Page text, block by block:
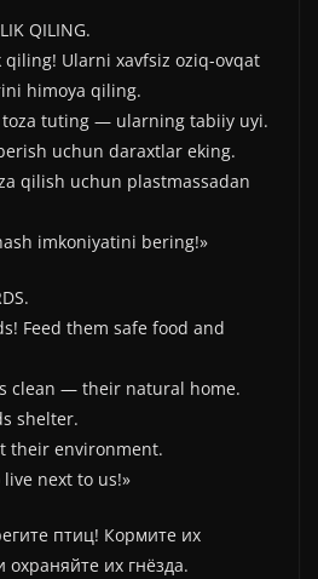
QILING.
qiling! Ularni xavfsiz oziq-ovqat
himoya qiling.
toza tuting — ularning tabiiy uyi.
uchun daraxtlar eking.
qilish uchun plastmassadan
imkoniyatini bering!»
Feed them safe food and
clean — their natural home.
shelter.
their environment.
next to us!»
птиц! Кормите их
их гнёзда.